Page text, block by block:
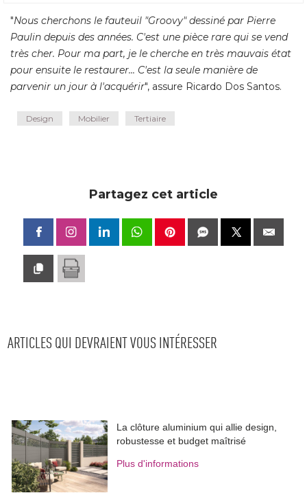
"Nous cherchons le fauteuil "Groovy" dessiné par Pierre
Paulin depuis des années. C'est une pièce rare qui se vend
très cher. Pour ma part, je le cherche en très mauvais état
pour ensuite le restaurer... C'est la seule manière de
parvenir un jour à l'acquérir", assure Ricardo Dos Santos.
Design Mobilier Tertiaire
Partagez cet article
ARTICLES QUI DEVRAIENT VOUS INTÉRESSER
La clôture aluminium qui allie design,
robustesse et budget maîtrisé
Plus d'informations